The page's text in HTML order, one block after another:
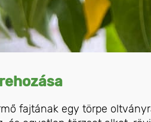
fajtának egy törpe